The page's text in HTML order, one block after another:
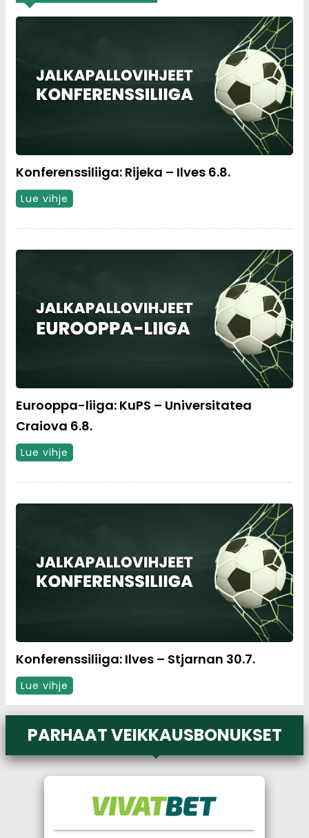
Konferenssiliiga: Rijeka – Ilves 6.8.
Lue vihje
Eurooppa-liiga: KuPS – Universitatea
Craiova 6.8.
Lue vihje
Konferenssiliiga: Ilves – Stjarnan 30.7.
Lue vihje
PARHAAT VEIKKAUSBONUKSET